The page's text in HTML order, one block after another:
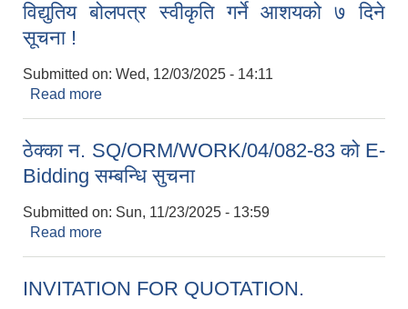
विद्युतिय बोलपत्र स्वीकृति गर्ने आशयको ७ दिने
सूचना !
Submitted on: Wed, 12/03/2025 - 14:11
Read more
ठेक्का न. SQ/ORM/WORK/04/082-83 को E-
Bidding सम्बन्धि सुचना
Submitted on: Sun, 11/23/2025 - 13:59
Read more
INVITATION FOR QUOTATION.